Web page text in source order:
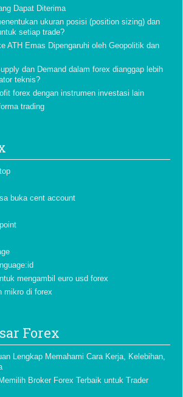
Dapat Diterima
ukuran posisi (position sizing) dan
setiap trade?
ATH Emas Dipengaruhi oleh Geopolitik dan
dan Demand dalam forex dianggap lebih
teknis?
forex dengan instrumen investasi lain
trading
buka cent account
mengambil euro usd forex
mikro di forex
Forex
Lengkap Memahami Cara Kerja, Kelebihan,
Broker Forex Terbaik untuk Trader